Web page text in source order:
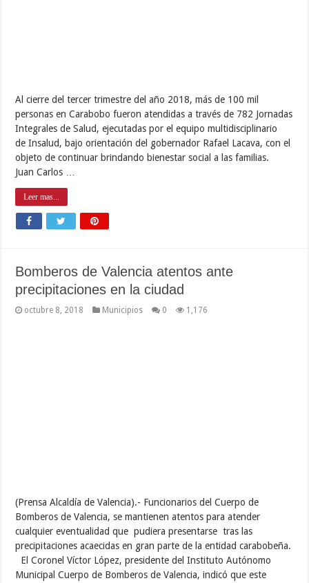
Al cierre del tercer trimestre del año 2018, más de 100 mil
personas en Carabobo fueron atendidas a través de 782 Jornadas
Integrales de Salud, ejecutadas por el equipo multidisciplinario
de Insalud, bajo orientación del gobernador Rafael Lacava, con el
objeto de continuar brindando bienestar social a las familias.
Juan Carlos …
Leer mas...
Bomberos de Valencia atentos ante
precipitaciones en la ciudad
octubre 8, 2018 Municipios 0 1,176
(Prensa Alcaldía de Valencia).- Funcionarios del Cuerpo de
Bomberos de Valencia, se mantienen atentos para atender
cualquier eventualidad que pudiera presentarse tras las
precipitaciones acaecidas en gran parte de la entidad carabobeña.
El Coronel Víctor López, presidente del Instituto Autónomo
Municipal Cuerpo de Bomberos de Valencia, indicó que este